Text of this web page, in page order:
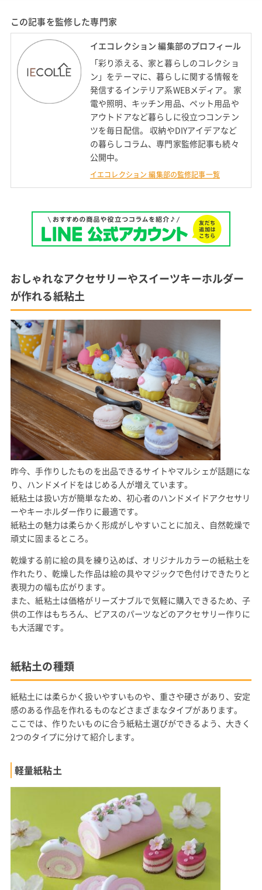
この記事を監修した専門家
イエコレクション 編集部のプロフィール
「彩り添える、家と暮らしのコレクショ
ン」をテーマに、暮らしに関する情報を
発信するインテリア系WEBメディア。 家
電や照明、キッチン用品、ペット用品や
アウトドアなど暮らしに役立つコンテン
ツを毎日配信。 収納やDIYアイデアなど
の暮らしコラム、専門家監修記事も続々
公開中。
イエコレクション 編集部の監修記事一覧
おしゃれなアクセサリーやスイーツキーホルダー
が作れる紙粘土
昨今、手作りしたものを出品できるサイトやマルシェが話題にな
り、ハンドメイドをはじめる人が増えています。
紙粘土は扱い方が簡単なため、初心者のハンドメイドアクセサリ
ーやキーホルダー作りに最適です。
紙粘土の魅力は柔らかく形成がしやすいことに加え、自然乾燥で
頑丈に固まるところ。
乾燥する前に絵の具を練り込めば、オリジナルカラーの紙粘土を
作れたり、乾燥した作品は絵の具やマジックで色付けできたりと
表現力の幅も広がります。
また、紙粘土は価格がリーズナブルで気軽に購入できるため、子
供の工作はもちろん、ピアスのパーツなどのアクセサリー作りに
も大活躍です。
紙粘土の種類
紙粘土には柔らかく扱いやすいものや、重さや硬さがあり、安定
感のある作品を作れるものなどさまざまなタイプがあります。
ここでは、作りたいものに合う紙粘土選びができるよう、大きく
2つのタイプに分けて紹介します。
軽量紙粘土